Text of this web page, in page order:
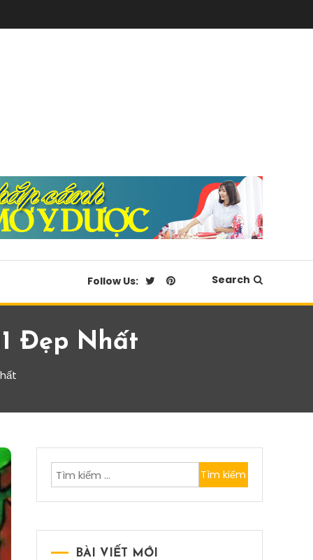
Follow Us: Search
Đẹp Nhất
Tìm
kiếm
BÀI VIẾT MỚI